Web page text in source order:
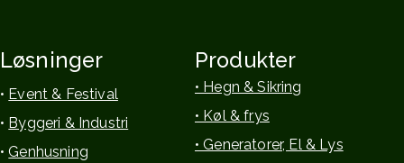
Løsninger
• Event & Festival
• Byggeri & Industri
•Genhusning
Produkter
• Hegn & Sikring
• Køl & frys
• Generatorer, El & Lys